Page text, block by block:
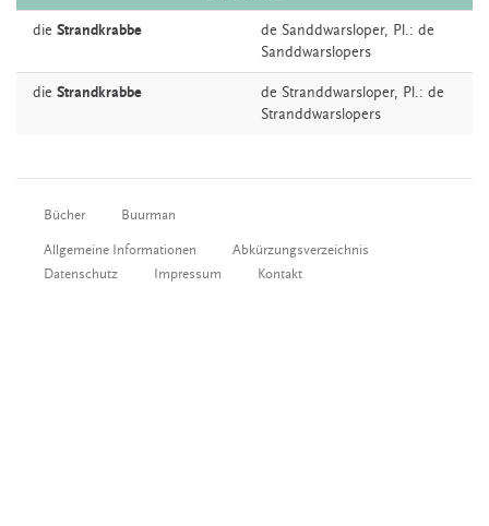
die Strandkrabbe de Sanddwarsloper, Pl.: de
Sanddwarslopers
die Strandkrabbe de Stranddwarsloper, Pl.: de
Stranddwarslopers
Bücher Buurman
Allgemeine Informationen
Abkürzungsverzeichnis
Datenschutz
Impressum Kontakt